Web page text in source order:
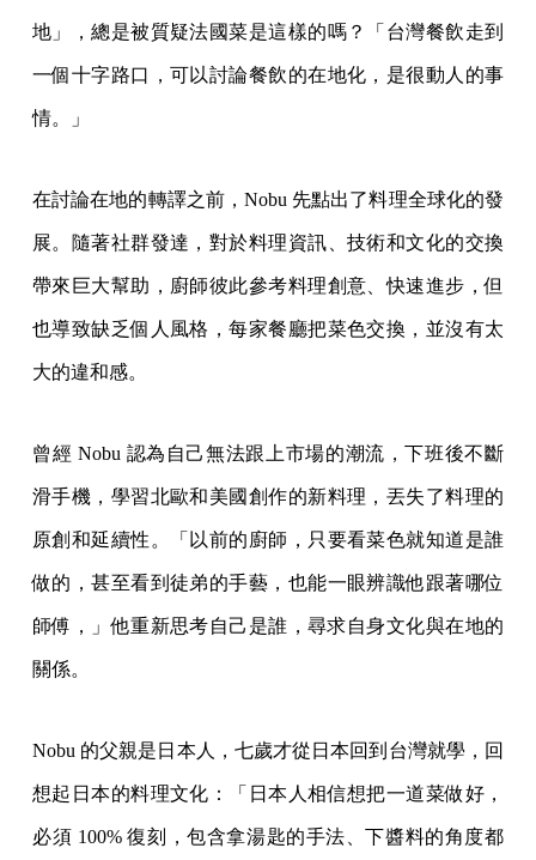
地」，總是被質疑法國菜是這樣的嗎？「台灣餐飲走到
一個十字路口，可以討論餐飲的在地化，是很動人的事
情。」
在討論在地的轉譯之前，Nobu 先點出了料理全球化的發
展。隨著社群發達，對於料理資訊、技術和文化的交換
帶來巨大幫助，廚師彼此參考料理創意、快速進步，但
也導致缺乏個人風格，每家餐廳把菜色交換，並沒有太
大的違和感。
曾經 Nobu 認為自己無法跟上市場的潮流，下班後不斷
滑手機，學習北歐和美國創作的新料理，丟失了料理的
原創和延續性。「以前的廚師，只要看菜色就知道是誰
做的，甚至看到徒弟的手藝，也能一眼辨識他跟著哪位
師傅，」他重新思考自己是誰，尋求自身文化與在地的
關係。
Nobu 的父親是日本人，七歲才從日本回到台灣就學，回
想起日本的料理文化：「日本人相信想把一道菜做好，
必須 100% 復刻，包含拿湯匙的手法、下醬料的角度都